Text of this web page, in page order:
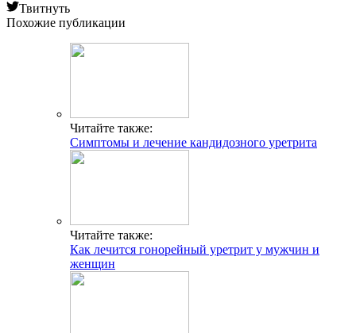
Твитнуть
Похожие публикации
Читайте также:
Симптомы и лечение кандидозного уретрита
Читайте также:
Как лечится гонорейный уретрит у мужчин и
женщин